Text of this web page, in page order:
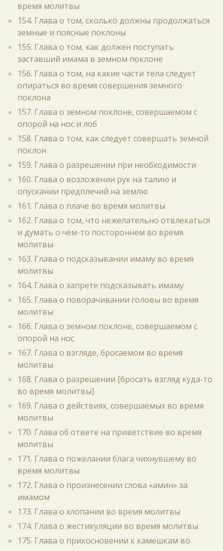
время молитвы
154. Глава о том, сколько должны продолжаться
земные и поясные поклоны
155. Глава о том, как должен поступать
заставший имама в земном поклоне
156. Глава о том, на какие части тела следует
опираться во время совершения земного
поклона
157. Глава о земном поклоне, совершаемом с
опорой на нос и лоб
158. Глава о том, как следует совершать земной
поклон
159. Глава о разрешении при необходимости
160. Глава о возложении рук на талию и
опускании предплечий на землю
161. Глава о плаче во время молитвы
162. Глава о том, что нежелательно отвлекаться
и думать о чём-то постороннем во время
молитвы
163. Глава о подсказывании имаму во время
молитвы
164. Глава о запрете подсказывать имаму
165. Глава о поворачивании головы во время
молитвы
166. Глава о земном поклоне, совершаемом с
опорой на нос
167. Глава о взгляде, бросаемом во время
молитвы
168. Глава о разрешении [бросать взгляд куда-то
во время молитвы]
169. Глава о действиях, совершаемых во время
молитвы
170. Глава об ответе на приветствие во время
молитвы
171. Глава о пожелании блага чихнувшему во
время молитвы
172. Глава о произнесении слова «амин» за
имамом
173. Глава о хлопании во время молитвы
174. Глава о жестикуляции во время молитвы
175. Глава о прикосновении к камешкам во